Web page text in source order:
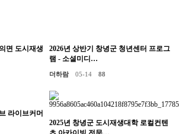
면 도시재생
2026년 상반기 창녕군 청년센터 프로그
램 - 소셜미디…
더하람 05-14 88
라이브커머
2025년 창녕군 도시재생대학 로컬컨텐